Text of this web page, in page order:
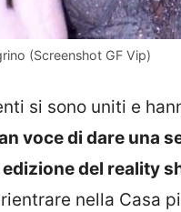
(Screenshot GF Vip)
si sono uniti e
voce di dare una
del reality
nella Casa